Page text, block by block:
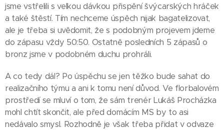
jsme vstřelili s velkou dávkou přispění švýcarských hráček
a také štěstí. Tím nechceme úspěch nijak bagatelizovat,
ale je třeba si uvědomit, že s podobným projevem jdeme
do zápasu vždy 50:50. Ostatně posledních 5 zápasů o
bronz jsme v podobném duchu prohráli.
A co tedy dál? Po úspěchu se jen těžko bude sahat do
realizačního týmu a ani k tomu není důvod. Ve florbalovém
prostředí se mluví o tom, že sám trenér Lukáš Procházka
mohl chtít skončit, ale před domácím MS by to asi
nedávalo smysl. Rozhodně je však třeba přidat v odvaze